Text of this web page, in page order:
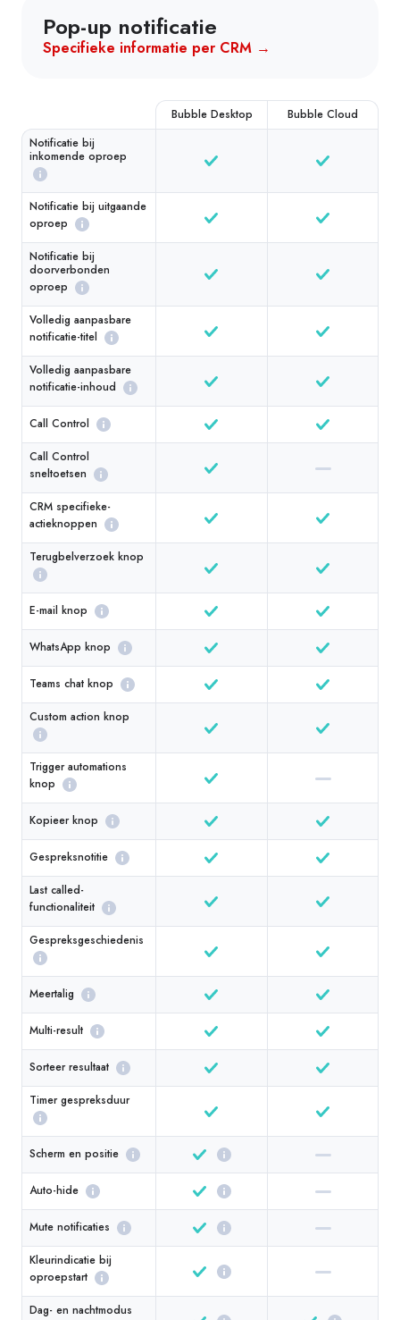
Pop-up notificatie
Specifieke informatie per CRM →
Bubble Desktop
Bubble Cloud
Notificatie bij
inkomende oproep
Notificatie bij uitgaande
oproep
Notificatie bij
doorverbonden
oproep
Volledig aanpasbare
notificatie-titel
Volledig aanpasbare
notificatie-inhoud
Call Control
Call Control
sneltoetsen
CRM specifieke-
actieknoppen
Terugbelverzoek knop
E-mail knop
WhatsApp knop
Teams chat knop
Custom action knop
Trigger automations
knop
Kopieer knop
Gespreksnotitie
Last called-
functionaliteit
Gespreksgeschiedenis
Meertalig
Multi-result
Sorteer resultaat
Timer gespreksduur
Scherm en positie
Auto-hide
Mute notificaties
Kleurindicatie bij
oproepstart
Dag- en nachtmodus